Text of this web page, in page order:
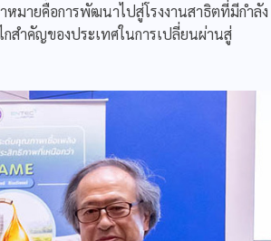
หมายคือการพัฒนาไปสู่โรงงานสาธิตที่มีกำลัง
สำคัญของประเทศในการเปลี่ยนผ่านสู่